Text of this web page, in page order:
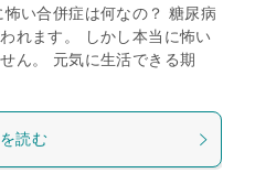
い合併症は何なの？ 糖尿病
れます。 しかし本当に怖い
ん。 元気に生活できる期
読む